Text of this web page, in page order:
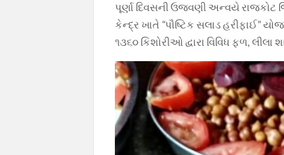
પૂર્ણા દિવસની ઉજવણી અન્વયે રાજકોટ
કેન્દ્ર ખાતે “પૌષ્ટિક સલાડ હરીફાઈ”
૧૩૬૦ કિશોરીઓ દ્વારા વિવિધ ફળ,લીલા